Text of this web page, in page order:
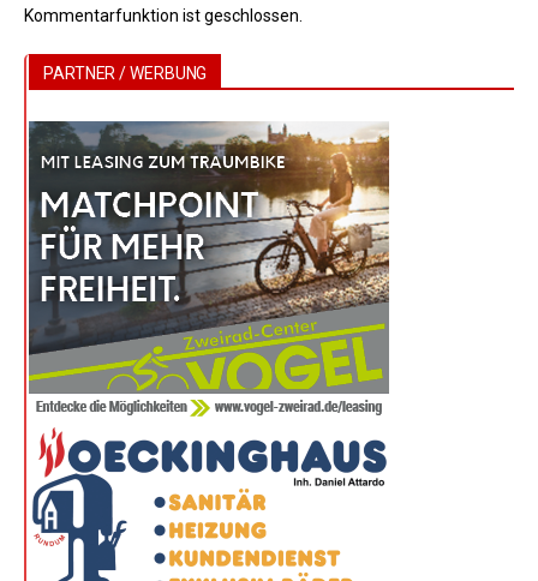
Kommentarfunktion ist geschlossen.
PARTNER / WERBUNG